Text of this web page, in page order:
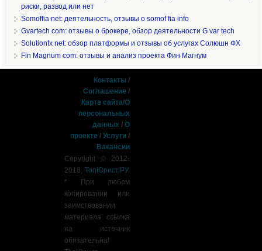
риски, развод или нет
Somoffia net: деятельность, отзывы о somof fia info
Gvartech com: отзывы о брокере, обзор деятельности G var tech
Solutionfx net: обзор платформы и отзывы об услугах Солюшн ФХ
Fin Magnum com: отзывы и анализ проекта Фин Магнум
Контакты /
Соглашение /
Карта сайта/О
персональных
данных /О
проекте /Услуги /
Вакансии
Copyright © 2012-
2018,ТопЮрист.РУ.
* При любом
копировании или
заимствовании
материала ссылка
на источник
обязательна!